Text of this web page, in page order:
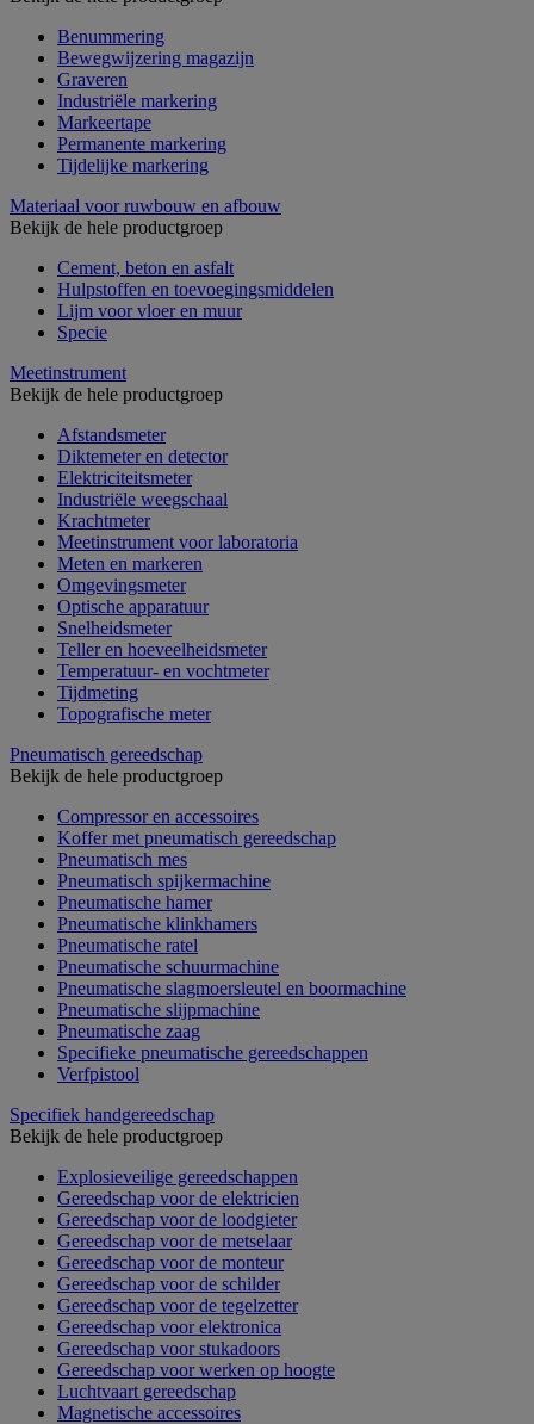
Benummering
Bewegwijzering magazijn
Graveren
Industriële markering
Markeertape
Permanente markering
Tijdelijke markering
Materiaal voor ruwbouw en afbouw
Bekijk de hele productgroep
Cement, beton en asfalt
Hulpstoffen en toevoegingsmiddelen
Lijm voor vloer en muur
Specie
Meetinstrument
Bekijk de hele productgroep
Afstandsmeter
Diktemeter en detector
Elektriciteitsmeter
Industriële weegschaal
Krachtmeter
Meetinstrument voor laboratoria
Meten en markeren
Omgevingsmeter
Optische apparatuur
Snelheidsmeter
Teller en hoeveelheidsmeter
Temperatuur- en vochtmeter
Tijdmeting
Topografische meter
Pneumatisch gereedschap
Bekijk de hele productgroep
Compressor en accessoires
Koffer met pneumatisch gereedschap
Pneumatisch mes
Pneumatisch spijkermachine
Pneumatische hamer
Pneumatische klinkhamers
Pneumatische ratel
Pneumatische schuurmachine
Pneumatische slagmoersleutel en boormachine
Pneumatische slijpmachine
Pneumatische zaag
Specifieke pneumatische gereedschappen
Verfpistool
Specifiek handgereedschap
Bekijk de hele productgroep
Explosieveilige gereedschappen
Gereedschap voor de elektricien
Gereedschap voor de loodgieter
Gereedschap voor de metselaar
Gereedschap voor de monteur
Gereedschap voor de schilder
Gereedschap voor de tegelzetter
Gereedschap voor elektronica
Gereedschap voor stukadoors
Gereedschap voor werken op hoogte
Luchtvaart gereedschap
Magnetische accessoires